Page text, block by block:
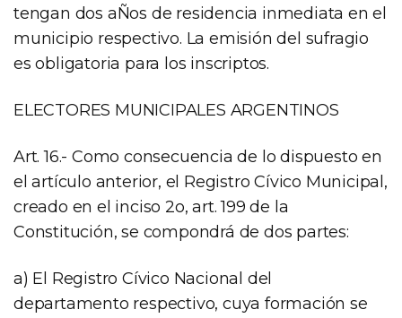
tengan dos aÑos de residencia inmediata en el
municipio respectivo. La emisión del sufragio
es obligatoria para los inscriptos.
ELECTORES MUNICIPALES ARGENTINOS
Art. 16.- Como consecuencia de lo dispuesto en
el artículo anterior, el Registro Cívico Municipal,
creado en el inciso 2o, art. 199 de la
Constitución, se compondrá de dos partes:
a) El Registro Cívico Nacional del
departamento respectivo, cuya formación se